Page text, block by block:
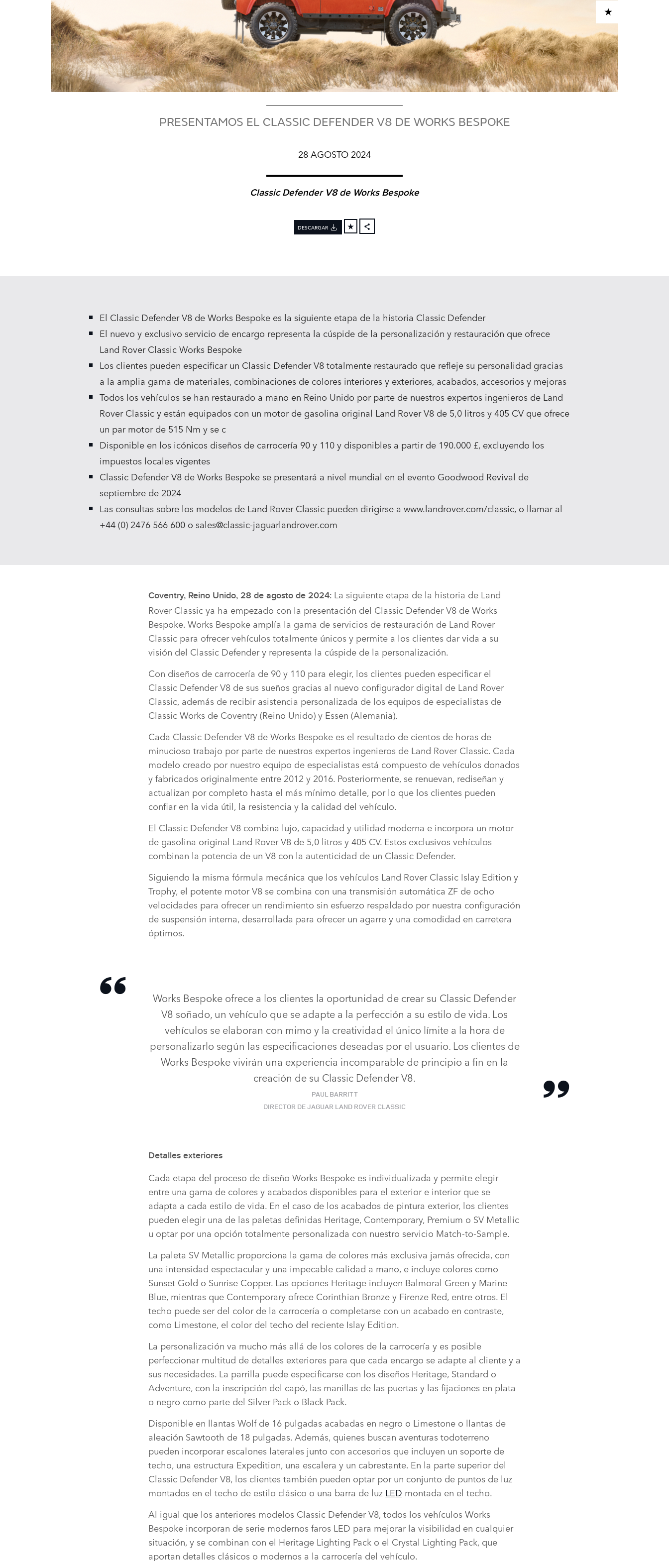
PRESENTAMOS EL CLASSIC DEFENDER V8 DE WORKS BESPOKE
28 AGOSTO 2024
Classic Defender V8 de Works Bespoke
DESCARGAR
El Classic Defender V8 de Works Bespoke es la siguiente etapa de la historia Classic Defender
El nuevo y exclusivo servicio de encargo representa la cúspide de la personalización y restauración que ofrece
Land Rover Classic Works Bespoke
Los clientes pueden especificar un Classic Defender V8 totalmente restaurado que refleje su personalidad gracias
a la amplia gama de materiales, combinaciones de colores interiores y exteriores, acabados, accesorios y mejoras
Todos los vehículos se han restaurado a mano en Reino Unido por parte de nuestros expertos ingenieros de Land
Rover Classic y están equipados con un motor de gasolina original Land Rover V8 de 5,0 litros y 405 CV que ofrece
un par motor de 515 Nm y se c
Disponible en los icónicos diseños de carrocería 90 y 110 y disponibles a partir de 190.000 £, excluyendo los
impuestos locales vigentes
Classic Defender V8 de Works Bespoke se presentará a nivel mundial en el evento Goodwood Revival de
septiembre de 2024
Las consultas sobre los modelos de Land Rover Classic pueden dirigirse a www.landrover.com/classic, o llamar al
+44 (0) 2476 566 600 o sales@classic‑jaguarlandrover.com
Coventry, Reino Unido, 28 de agosto de 2024: La siguiente etapa de la historia de Land
Rover Classic ya ha empezado con la presentación del Classic Defender V8 de Works
Bespoke. Works Bespoke amplía la gama de servicios de restauración de Land Rover
Classic para ofrecer vehículos totalmente únicos y permite a los clientes dar vida a su
visión del Classic Defender y representa la cúspide de la personalización.
Con diseños de carrocería de 90 y 110 para elegir, los clientes pueden especificar el
Classic Defender V8 de sus sueños gracias al nuevo configurador digital de Land Rover
Classic, además de recibir asistencia personalizada de los equipos de especialistas de
Classic Works de Coventry (Reino Unido) y Essen (Alemania).
Cada Classic Defender V8 de Works Bespoke es el resultado de cientos de horas de
minucioso trabajo por parte de nuestros expertos ingenieros de Land Rover Classic. Cada
modelo creado por nuestro equipo de especialistas está compuesto de vehículos donados
y fabricados originalmente entre 2012 y 2016. Posteriormente, se renuevan, rediseñan y
actualizan por completo hasta el más mínimo detalle, por lo que los clientes pueden
confiar en la vida útil, la resistencia y la calidad del vehículo.
El Classic Defender V8 combina lujo, capacidad y utilidad moderna e incorpora un motor
de gasolina original Land Rover V8 de 5,0 litros y 405 CV. Estos exclusivos vehículos
combinan la potencia de un V8 con la autenticidad de un Classic Defender.
Siguiendo la misma fórmula mecánica que los vehículos Land Rover Classic Islay Edition y
Trophy, el potente motor V8 se combina con una transmisión automática ZF de ocho
velocidades para ofrecer un rendimiento sin esfuerzo respaldado por nuestra configuración
de suspensión interna, desarrollada para ofrecer un agarre y una comodidad en carretera
óptimos.
Works Bespoke ofrece a los clientes la oportunidad de crear su Classic Defender
V8 soñado, un vehículo que se adapte a la perfección a su estilo de vida. Los
vehículos se elaboran con mimo y la creatividad el único límite a la hora de
personalizarlo según las especificaciones deseadas por el usuario. Los clientes de
Works Bespoke vivirán una experiencia incomparable de principio a fin en la
creación de su Classic Defender V8.
PAUL BARRITT
DIRECTOR DE JAGUAR LAND ROVER CLASSIC
Detalles exteriores
Cada etapa del proceso de diseño Works Bespoke es individualizada y permite elegir
entre una gama de colores y acabados disponibles para el exterior e interior que se
adapta a cada estilo de vida. En el caso de los acabados de pintura exterior, los clientes
pueden elegir una de las paletas definidas Heritage, Contemporary, Premium o SV Metallic
u optar por una opción totalmente personalizada con nuestro servicio Match‑to‑Sample.
La paleta SV Metallic proporciona la gama de colores más exclusiva jamás ofrecida, con
una intensidad espectacular y una impecable calidad a mano, e incluye colores como
Sunset Gold o Sunrise Copper. Las opciones Heritage incluyen Balmoral Green y Marine
Blue, mientras que Contemporary ofrece Corinthian Bronze y Firenze Red, entre otros. El
techo puede ser del color de la carrocería o completarse con un acabado en contraste,
como Limestone, el color del techo del reciente Islay Edition.
La personalización va mucho más allá de los colores de la carrocería y es posible
perfeccionar multitud de detalles exteriores para que cada encargo se adapte al cliente y a
sus necesidades. La parrilla puede especificarse con los diseños Heritage, Standard o
Adventure, con la inscripción del capó, las manillas de las puertas y las fijaciones en plata
o negro como parte del Silver Pack o Black Pack.
Disponible en llantas Wolf de 16 pulgadas acabadas en negro o Limestone o llantas de
aleación Sawtooth de 18 pulgadas. Además, quienes buscan aventuras todoterreno
pueden incorporar escalones laterales junto con accesorios que incluyen un soporte de
techo, una estructura Expedition, una escalera y un cabrestante. En la parte superior del
Classic Defender V8, los clientes también pueden optar por un conjunto de puntos de luz
montados en el techo de estilo clásico o una barra de luz LED montada en el techo.
Al igual que los anteriores modelos Classic Defender V8, todos los vehículos Works
Bespoke incorporan de serie modernos faros LED para mejorar la visibilidad en cualquier
situación, y se combinan con el Heritage Lighting Pack o el Crystal Lighting Pack, que
aportan detalles clásicos o modernos a la carrocería del vehículo.